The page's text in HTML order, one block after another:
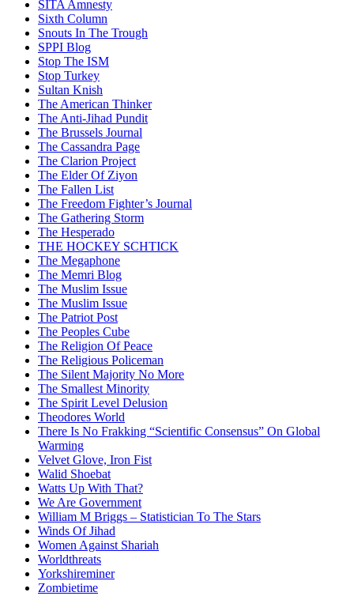
SITA Amnesty
Sixth Column
Snouts In The Trough
SPPI Blog
Stop The ISM
Stop Turkey
Sultan Knish
The American Thinker
The Anti-Jihad Pundit
The Brussels Journal
The Cassandra Page
The Clarion Project
The Elder Of Ziyon
The Fallen List
The Freedom Fighter’s Journal
The Gathering Storm
The Hesperado
THE HOCKEY SCHTICK
The Megaphone
The Memri Blog
The Muslim Issue
The Muslim Issue
The Patriot Post
The Peoples Cube
The Religion Of Peace
The Religious Policeman
The Silent Majority No More
The Smallest Minority
The Spirit Level Delusion
Theodores World
There Is No Frakking “Scientific Consensus” On Global
Warming
Velvet Glove, Iron Fist
Walid Shoebat
Watts Up With That?
We Are Government
William M Briggs – Statistician To The Stars
Winds Of Jihad
Women Against Shariah
Worldthreats
Yorkshireminer
Zombietime